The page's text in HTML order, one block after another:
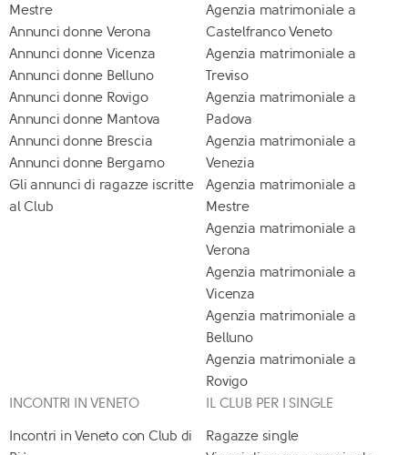
Mestre
Annunci donne Verona
Annunci donne Vicenza
Annunci donne Belluno
Annunci donne Rovigo
Annunci donne Mantova
Annunci donne Brescia
Annunci donne Bergamo
Gli annunci di ragazze iscritte
al Club
Agenzia matrimoniale a
Castelfranco Veneto
Agenzia matrimoniale a
Treviso
Agenzia matrimoniale a
Padova
Agenzia matrimoniale a
Venezia
Agenzia matrimoniale a
Mestre
Agenzia matrimoniale a
Verona
Agenzia matrimoniale a
Vicenza
Agenzia matrimoniale a
Belluno
Agenzia matrimoniale a
Rovigo
INCONTRI IN VENETO
Incontri in Veneto con Club di
IL CLUB PER I SINGLE
Ragazze single